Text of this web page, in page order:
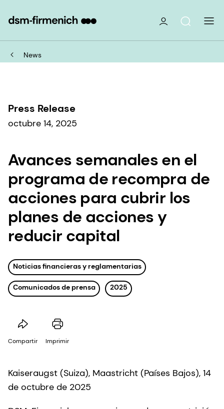
News
Press Release
octubre 14, 2025
Avances semanales en el
programa de recompra de
acciones para cubrir los
planes de acciones y
reducir capital
Noticias financieras y reglamentarias
Comunicados de prensa 2025
Compartir Imprimir
Kaiseraugst (Suiza), Maastricht (Países Bajos), 14
de octubre de 2025